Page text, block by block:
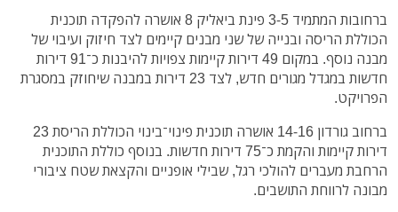
ברחובות המתמיד 3-5 פינת ביאליק 8 אושרה להפקדה תוכנית
הכוללת הריסה ובנייה של שני מבנים קיימים לצד חיזוק ועיבוי של
מבנה נוסף. במקום 49 דירות קיימות צפויות להיבנות כ־91 דירות
חדשות במגדל מגורים חדש, לצד 23 דירות במבנה שיחוזק במסגרת
הפרויקט.
ברחוב גורדון 14-16 אושרה תוכנית פינוי־בינוי הכוללת הריסת 23
דירות קיימות והקמת כ־75 דירות חדשות. בנוסף כוללת התוכנית
הרחבת מעברים להולכי רגל, שבילי אופניים והקצאת שטח ציבורי
מבונה לרווחת התושבים.